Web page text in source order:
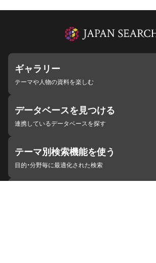
ギャラリー
テーマや人物の資料を楽しむ
データベースを見つける
連携しているデータベースを探す
テーマ別検索機能を使う
目的・分野毎に最適化された検索